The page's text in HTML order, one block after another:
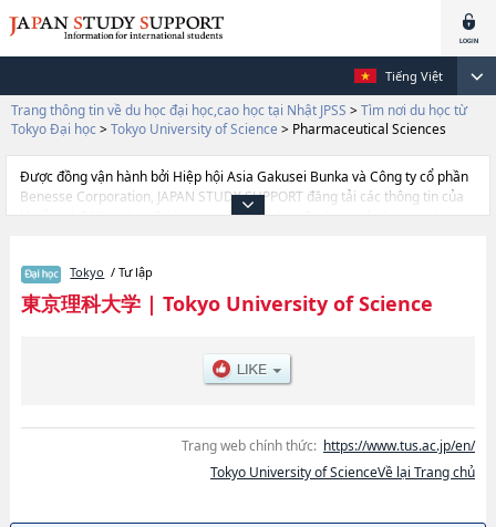
Tiếng Việt
Trang thông tin về du học đại học,cao học tại Nhật JPSS > Tìm nơi du học từ
Tokyo Đại học > Tokyo University of Science > Pharmaceutical Sciences
Được đồng vận hành bởi Hiệp hội Asia Gakusei Bunka và Công ty cổ phần
Benesse Corporation, JAPAN STUDY SUPPORT đăng tải các thông tin của
khoảng 1.300 trường đại học, cao học, trường đại học ngắn hạn, trường
thông tin cần thiết dành cho du học sinh, như là về các Ngành Science
Division 1hoặcNgành Pharmaceutical ScienceshoặcNgành
EngineeringhoặcNgành Science and TechnologyhoặcNgành Faculty of
Science and Technology, thông tin về từng ngành học, thông tin liên quan
đến thi tuyển như số lượng tuyển sinh, số lượng trúng tuyển, cở sở trang
Tokyo / Tư lập
東京理科大学| Tokyo University of Science
Trang web chính thức: https://www.tus.ac.jp/en/
Tokyo University of ScienceVề lại Trang chủ